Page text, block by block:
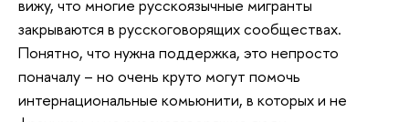
вижу, что многие русскоязычные мигранты
закрываются в русскоговорящих сообществах.
Понятно, что нужна поддержка, это непросто
поначалу – но очень круто могут помочь
интернациональные комьюнити, в которых и не